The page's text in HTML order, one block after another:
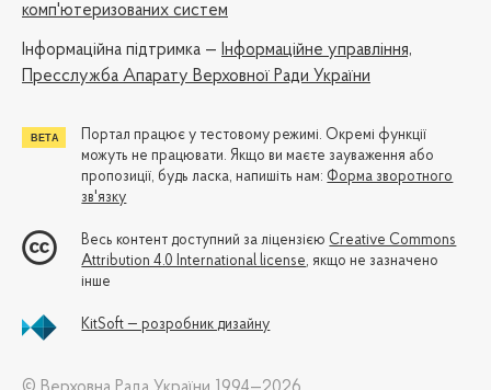
комп'ютеризованих систем
Iнформаційна підтримка — Інформаційне управління,
Пресслужба Апарату Верховної Ради України
Портал працює у тестовому режимі. Окремі функції
можуть не працювати. Якщо ви маєте зауваження або
пропозиції, будь ласка, напишіть нам: Форма зворотного
зв'язку
Весь контент доступний за ліцензією Creative Commons
Attribution 4.0 International license, якщо не зазначено
інше
KitSoft — розробник дизайну